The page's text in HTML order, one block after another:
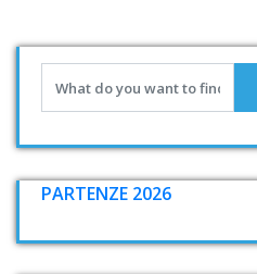
PARTENZE 2026